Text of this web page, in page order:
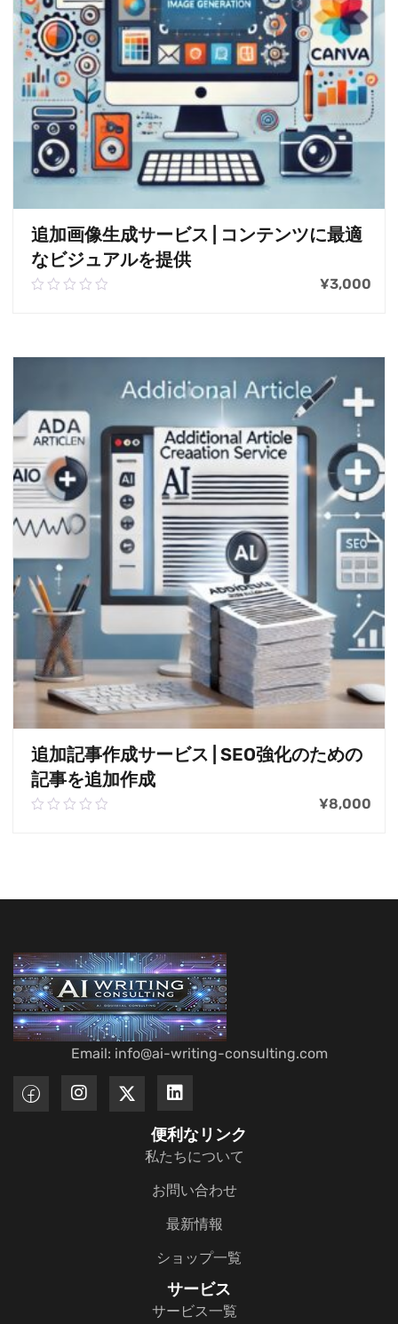
追加画像生成サービス | コンテンツに最適
なビジュアルを提供
0.00
¥3,000
お買い物カゴに追加
追加記事作成サービス | SEO強化のための
記事を追加作成
0.00
¥8,000
Email: info@ai-writing-consulting.com
便利なリンク
私たちについて
お問い合わせ
最新情報
ショップ一覧
サービス
サービス一覧